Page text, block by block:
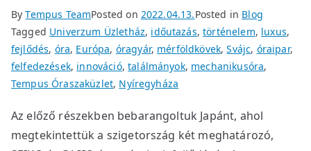
ByTempus TeamPosted on 2022.04.13.Posted in Blog
Tagged Univerzum Üzletház, időutazás,történelem, luxus,
fejlődés, óra, Európa, óragyár, mérföldkövek,Svájc, óraipar,
felfedezések, innováció,találmányok, mechanikusóra,
Tempus Óraszaküzlet, Nyíregyháza
Az előző részekben bebarangoltuk Japánt, ahol
megtekintettük a szigetország két meghatározó,